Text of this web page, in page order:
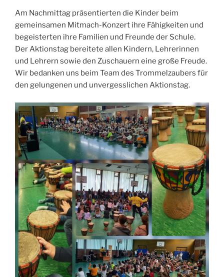
Am Nachmittag präsentierten die Kinder beim
gemeinsamen Mitmach-Konzert ihre Fähigkeiten und
begeisterten ihre Familien und Freunde der Schule.
Der Aktionstag bereitete allen Kindern, Lehrerinnen
und Lehrern sowie den Zuschauern eine große Freude.
Wir bedanken uns beim Team des Trommelzaubers für
den gelungenen und unvergesslichen Aktionstag.